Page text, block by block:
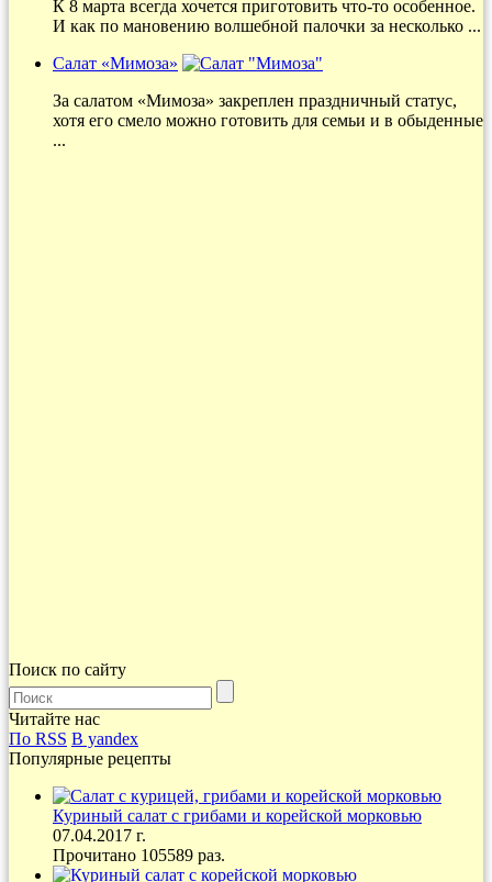
К 8 марта всегда хочется приготовить что-то особенное.
И как по мановению волшебной палочки за несколько ...
Салат «Мимоза»
За салатом «Мимоза» закреплен праздничный статус,
хотя его смело можно готовить для семьи и в обыденные
...
Поиск по сайту
Читайте нас
По RSS В yandex
Популярные рецепты
Куриный салат с грибами и корейской морковью
07.04.2017 г.
Прочитано 105589 раз.